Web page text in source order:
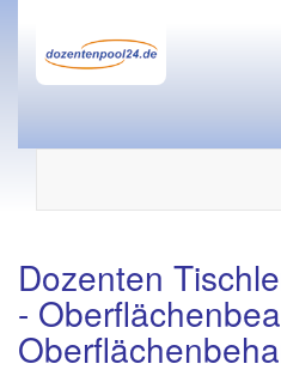
Dozenten
-